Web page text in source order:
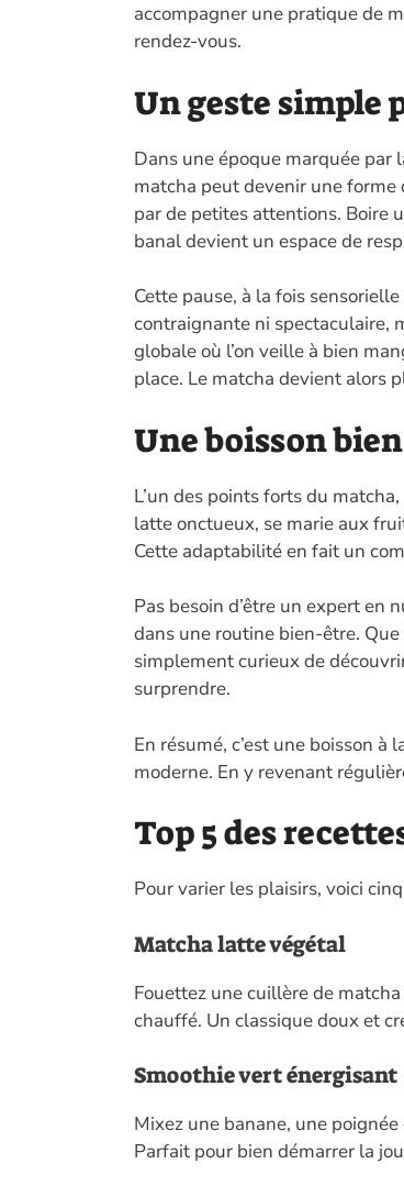
accompagner une pratique de
rendez-vous.
Un geste simple
Dans une époque marquée
matcha peut devenir une forme
par de petites attentions. Boire
banal devient un espace de
Cette pause, à la fois
contraignante ni spectaculaire,
globale où l’on veille à bien
place. Le matcha devient alors
Une boisson
L’un des points forts du
latte onctueux, se marie aux
Cette adaptabilité en fait un
Pas besoin d’être un expert en
dans une routine bien-être.
simplement curieux de
surprendre.
En résumé, c’est une boisson
moderne. En y revenant
Top 5 des
Pour varier les plaisirs, voici
Matcha latte végétal
Fouettez une cuillère de
chauffé. Un classique doux et
Smoothie vert énergisant
Mixez une banane, une
Parfait pour bien démarrer la